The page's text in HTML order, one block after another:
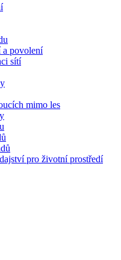
a povolení
sítí
mimo les
pro životní prostředí